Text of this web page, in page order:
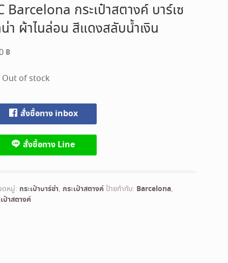
Barcelona กระเป๋าสตางค์ บาร์เซ
น่า ผ้าไนล่อน สีแดงสลับน้ำเงิน
฿
Out of stock
สั่งซื้อทาง inbox
สั่งซื้อทาง Line
ดหมู่:กระเป๋าบาร์ซ่า,กระเป๋าสตางค์ ป้ายกำกับ: Barcelona,
ป๋าสตางค์